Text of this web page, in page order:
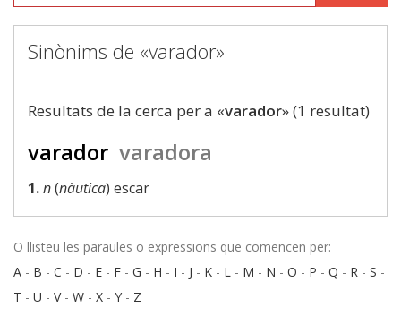
Sinònims de «varador»
Resultats de la cerca per a «varador» (1 resultat)
varador varadora
1.n(nàutica) escar
O llisteu les paraules o expressions que comencen per:
A - B - C - D - E - F - G - H - I - J - K - L - M - N - O - P - Q - R - S -
T - U - V- W - X - Y - Z